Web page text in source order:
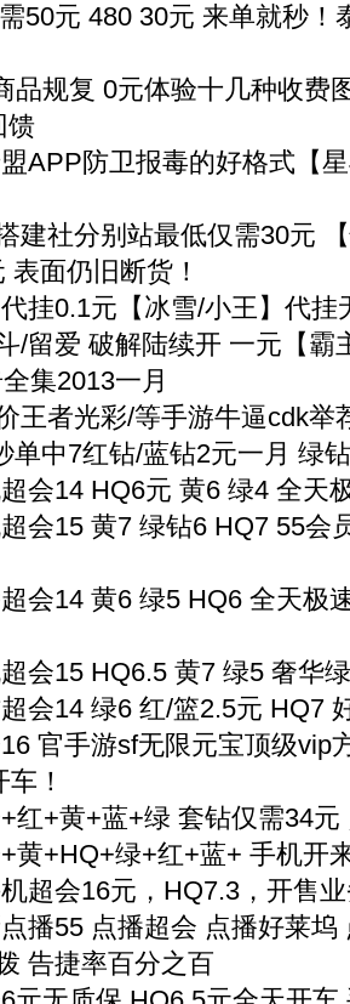
50元 480 30元 来单就秒！
品规复 0元体验十几种收费
馈
盟APP防卫报毒的好格式【
建社分别站最低仅需30元
表面仍旧断货！
代挂0.1元【冰雪/小王】代
/留爱 破解陆续开 一元【
集2013一月
王者光彩/等手游牛逼cdk举
单中7红钻/蓝钻2元一月 绿
超会14 HQ6元 黄6 绿4 全天
超会15 黄7 绿钻6 HQ7 55会
超会14 黄6 绿5 HQ6 全天极
超会15 HQ6.5 黄7 绿5 奢华
超会14 绿6 红/篮2.5元 HQ7
16 官手游sf无限元宝顶级vip
！
+红+黄+蓝+绿 套钻仅需34
+黄+HQ+绿+红+蓝+ 手机开
机超会16元，HQ7.3，开售
点播55 点播超会 点播好莱
告捷率百分之百